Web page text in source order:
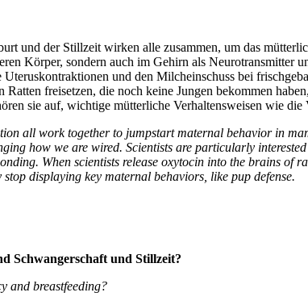
und der Stillzeit wirken alle zusammen, um das
Körper, sondern auch im Gehirn als Neurotransmitter
Uteruskontraktionen und den Milcheinschuss bei
freisetzen, die noch keine Jungen bekommen
sie auf, wichtige mütterliche Verhaltensweisen wie die
all work together to jumpstart maternal behavior in
how we are wired. Scientists are particularly
When scientists release oxytocin into the brains of
displaying key maternal behaviors, like pup defense.
Schwangerschaft und Stillzeit?
and breastfeeding?